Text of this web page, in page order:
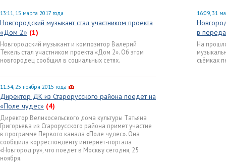
13:11, 15 марта 2017 года
Новгородский музыкант стал участником проекта
«Дом 2» (1)
Новгородский музыкант и композитор Валерий
Текель стал участником проекта «Дом 2». Об этом
новгородец сообщил в социальных сетях.
11:34, 25 ноября 2015 года
Директор ДК из Старорусского района поедет на
«Поле чудес» (4)
Директор Великосельского дома культуры Татьяна
Григорьева из Старорусского района примет участие
в программе Первого канала «Поле чудес». Она
сообщила корреспонденту интернет-портала
«Новгород.ру», что поедет в Москву сегодня, 25
ноября.
16:09, 31
в
На
съёмках